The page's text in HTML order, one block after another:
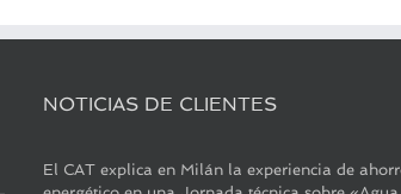
NOTICIAS DE CLIENTES
El CAT explica en Milán la experiencia de